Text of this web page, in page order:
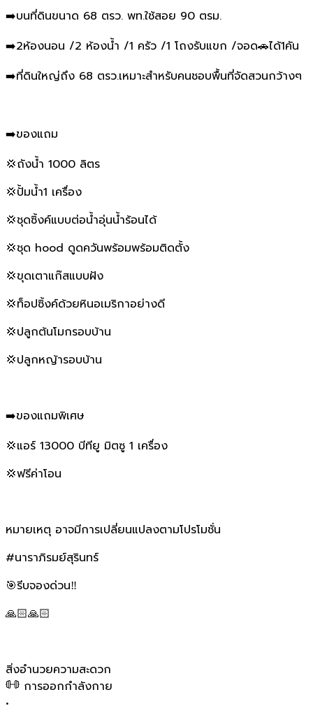
➡️บนที่ดินขนาด 68 ตรว. พท.ใช้สอย 90 ตรม.
➡️2ห้องนอน /2 ห้องน้ำ /1 ครัว /1 โถงรับแขก /จอด🚗ได้1คัน
➡️ที่ดินใหญ่ถึง 68 ตรว.เหมาะสำหรับคนชอบพื้นที่จัดสวนกว้างๆ
➡️ของแถม
💢ถังน้ำ 1000 ลิตร
💢ปั้มน้ำ1 เครื่อง
💢ชุดซิ้งค์แบบต่อน้ำอุ่นน้ำร้อนได้
💢ชุด hood ดูดควันพร้อมพร้อมติดตั้ง
💢ขุดเตาแก๊สแบบฝัง
💢ท็อปซิ้งค์ด้วยหินอเมริกาอย่างดี
💢ปลูกต้นโมกรอบบ้าน
💢ปลูกหญ้ารอบบ้าน
➡️ของแถมพิเศษ
💢แอร์ 13000 บีทียู มิตซู 1 เครื่อง
💢ฟรีค่าโอน
หมายเหตุ อาจมีการเปลี่ยนแปลงตามโปรโมชั่น
#นาราภิรมย์สุรินทร์
🎯รีบจองด่วน‼️
🙏🏻🙏🏻
สิ่งอำนวยความสะดวก
การออกกำลังกาย
•